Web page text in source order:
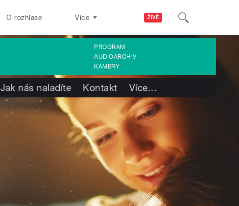
ŽIVĚ
O rozhlase Více
PROGRAM
AUDIOARCHIV
KAMERY
Jak nás naladíte Kontakt Více…